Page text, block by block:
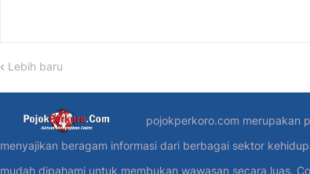
Lebih baru
pojokperkoro.com merupakan
menyajikan beragam informasi dari berbagai sektor
mudah dipahami untuk membukan wawasan secara luas.